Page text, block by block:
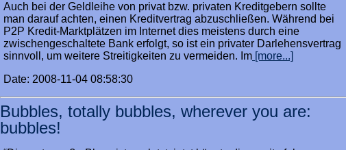
Auch bei der Geldleihe von privat bzw. privaten Kreditgebern sollte
man darauf achten, einen Kreditvertrag abzuschließen. Während bei
P2P Kredit-Marktplätzen im Internet dies meistens durch eine
zwischengeschaltete Bank erfolgt, so ist ein privater Darlehensvertrag
sinnvoll, um weitere Streitigkeiten zu vermeiden. Im [more...]
Date: 2008-11-04 08:58:30
Bubbles, totally bubbles, wherever you are:
bubbles!